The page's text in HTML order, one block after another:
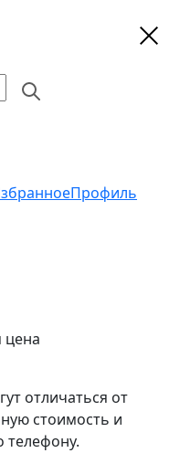
Профиль
цена
отличаться от
стоимость и
телефону.